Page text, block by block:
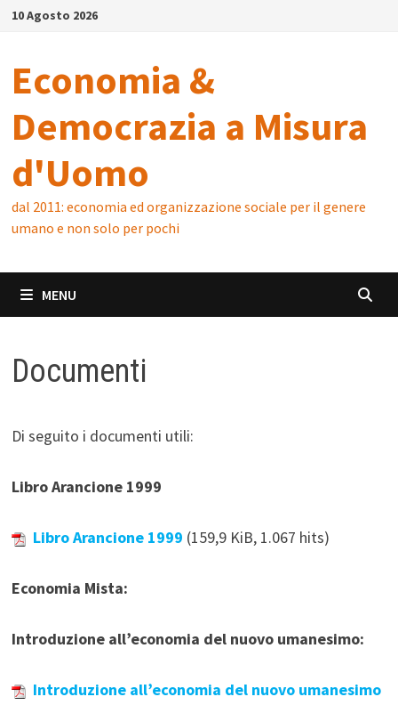
Skip10 Agosto 2026
Economia &
Democrazia a Misura
d'Uomo
dal 2011: economia ed organizzazione sociale per il genere
umano e non solo per pochi
MENU
Documenti
Di seguito i documenti utili:
Libro Arancione 1999
Libro Arancione 1999 (159,9 KiB, 1.067 hits)
Economia Mista:
Introduzione all’economia del nuovo umanesimo:
Introduzione all’economia del nuovo umanesimo